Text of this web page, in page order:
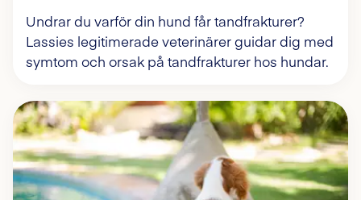
Undrar du varför din hund får tandfrakturer?
Lassies legitimerade veterinärer guidar dig med
symtom och orsak på tandfrakturer hos hundar.